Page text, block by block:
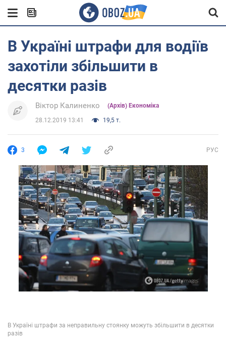
В Україні штрафи для водіїв
захотіли збільшити в
десятки разів
Віктор Калиненко (Архів) Економіка
28.12.2019 13:41 19,5 т.
3 РУС